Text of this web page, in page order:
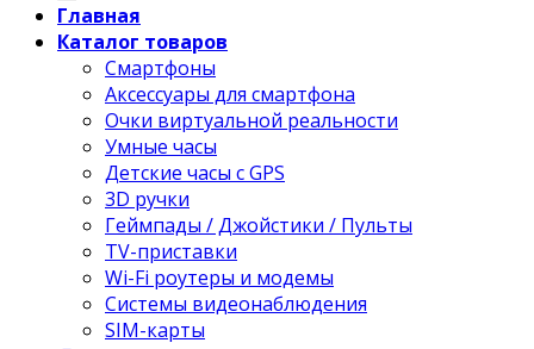
Главная
Каталог товаров
Смартфоны
Аксессуары для смартфона
Очки виртуальной реальности
Умные часы
Детские часы с GPS
3D ручки
Геймпады / Джойстики / Пульты
TV-приставки
Wi-Fi роутеры и модемы
Системы видеонаблюдения
SIM-карты